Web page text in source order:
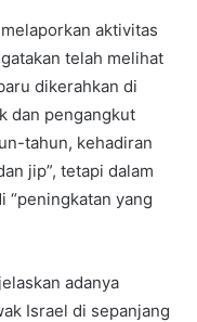
aktivitas
telah melihat
dikerahkan di
dan pengangkut
tahun, kehadiran
jip”, tetapi dalam
“peningkatan yang
adanya
Israel di sepanjang